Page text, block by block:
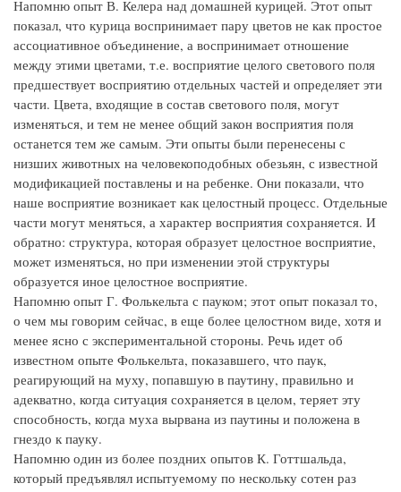
Напомню опыт В. Келера над домашней курицей. Этот опыт
показал, что курица воспринимает пару цветов не как простое
ассоциативное объединение, а воспринимает отношение
между этими цветами, т.е. восприятие целого светового поля
предшествует восприятию отдельных частей и определяет эти
части. Цвета, входящие в состав светового поля, могут
изменяться, и тем не менее общий закон восприятия поля
останется тем же самым. Эти опыты были перенесены с
низших животных на человекоподобных обезьян, с известной
модификацией поставлены и на ребенке. Они показали, что
наше восприятие возникает как целостный процесс. Отдельные
части могут меняться, а характер восприятия сохраняется. И
обратно: структура, которая образует целостное восприятие,
может изменяться, но при изменении этой структуры
образуется иное целостное восприятие.
Напомню опыт Г. Фолькельта с пауком; этот опыт показал то,
о чем мы говорим сейчас, в еще более целостном виде, хотя и
менее ясно с экспериментальной стороны. Речь идет об
известном опыте Фолькельта, показавшего, что паук,
реагирующий на муху, попавшую в паутину, правильно и
адекватно, когда ситуация сохраняется в целом, теряет эту
способность, когда муха вырвана из паутины и положена в
гнездо к пауку.
Напомню один из более поздних опытов К. Готтшальда,
который предъявлял испытуемому по нескольку сотен раз